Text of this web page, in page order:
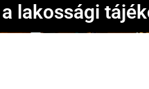
lakossági